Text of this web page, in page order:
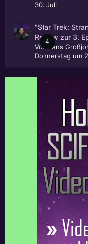
30. Juli
4
"Star Trek:
Review zur 3.
Von
Jens
Donnerstag um